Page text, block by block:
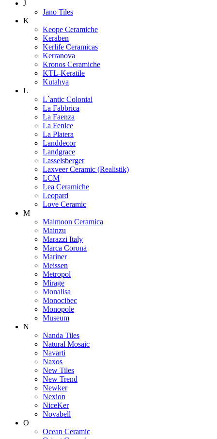
J
Jano Tiles
K
Keope Ceramiche
Keraben
Kerlife Ceramicas
Kerranova
Kronos Ceramiche
KTL-Keratile
Kutahya
L
L`antic Colonial
La Fabbrica
La Faenza
La Fenice
La Platera
Landdecor
Landgrace
Lasselsberger
Laxveer Ceramic (Realistik)
LCM
Lea Ceramiche
Leopard
Love Ceramic
M
Maimoon Ceramica
Mainzu
Marazzi Italy
Marca Corona
Mariner
Meissen
Metropol
Mirage
Monalisa
Monocibec
Monopole
Museum
N
Nanda Tiles
Natural Mosaic
Navarti
Naxos
New Tiles
New Trend
Newker
Nexion
NiceKer
Novabell
O
Ocean Ceramic